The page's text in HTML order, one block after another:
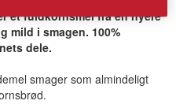
et fuldkornsmel fra en nyere
mild i smagen. 100%
dele.
smager som almindeligt